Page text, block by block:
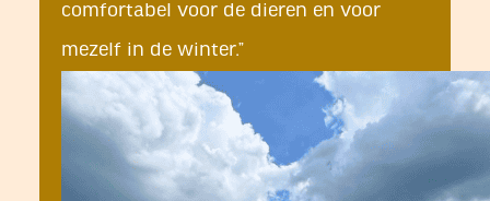
comfortabel voor de dieren en voor
mezelf in de winter.”